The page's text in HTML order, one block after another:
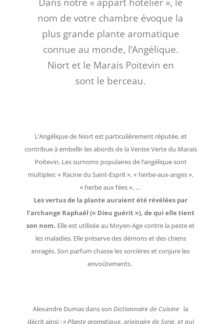
nom de votre chambre évoque la
plus grande plante aromatique
connue au monde, l’Angélique.
Niort et le Marais Poitevin en
sont le berceau.
L’Angélique de Niort est particulièrement réputée, et
contribue à embellir les abords de la Venise Verte du Marais
Poitevin. Les surnoms populaires de l’angélique sont
multiples: « Racine du Saint-Esprit », « herbe-aux-anges »,
« herbe aux fées », …
Les vertus de la plante auraient été révélées par
l’archange Raphaël (« Dieu guérit »), de qui elle tient
son nom. Elle est utilisée au Moyen-Age contre la peste et
les maladies. Elle préserve des démons et des chiens
enragés. Son parfum chasse les sorcières et conjure les
envoûtements.
Alexandre Dumas dans son Dictionnaire de Cuisine la
décrit ainsi :« Plante aromatique, originaire de Syrie, et qui